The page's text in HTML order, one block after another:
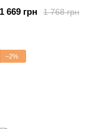
1 768 грн
1 669 грн
−2%